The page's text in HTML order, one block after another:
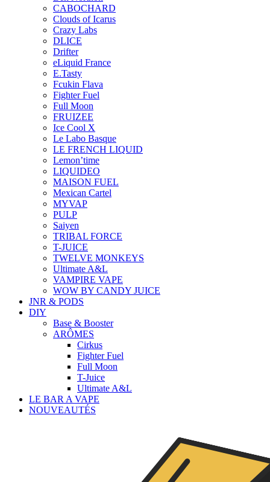
CABOCHARD
Clouds of Icarus
Crazy Labs
DLICE
Drifter
eLiquid France
E.Tasty
Fcukin Flava
Fighter Fuel
Full Moon
FRUIZEE
Ice Cool X
Le Labo Basque
LE FRENCH LIQUID
Lemon’time
LIQUIDEO
MAISON FUEL
Mexican Cartel
MYVAP
PULP
Saiyen
TRIBAL FORCE
T-JUICE
TWELVE MONKEYS
Ultimate A&L
VAMPIRE VAPE
WOW BY CANDY JUICE
JNR & PODS
DIY
Base & Booster
ARÔMES
Cirkus
Fighter Fuel
Full Moon
T-Juice
Ultimate A&L
LE BAR A VAPE
NOUVEAUTÉS